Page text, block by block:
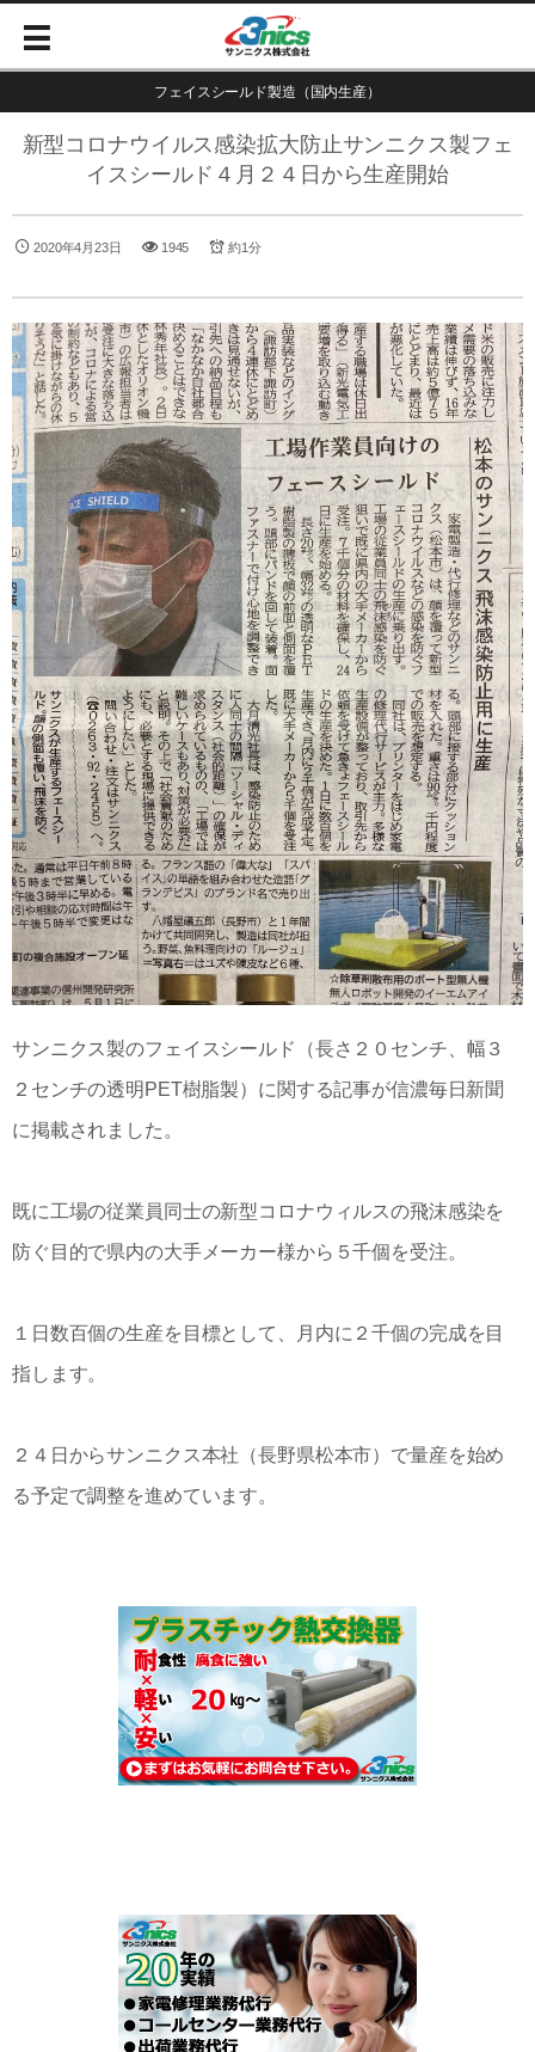
フェイスシールド製造（国内生産）
新型コロナウイルス感染拡大防止サンニクス製フェ
イスシールド４月２４日から生産開始
2020年4月23日 1945 約1分
サンニクス製のフェイスシールド（長さ２０センチ、幅３
２センチの透明PET樹脂製）に関する記事が信濃毎日新聞
に掲載されました。
既に工場の従業員同士の新型コロナウィルスの飛沫感染を
防ぐ目的で県内の大手メーカー様から５千個を受注。
１日数百個の生産を目標として、月内に２千個の完成を目
指します。
２４日からサンニクス本社（長野県松本市）で量産を始め
る予定で調整を進めています。